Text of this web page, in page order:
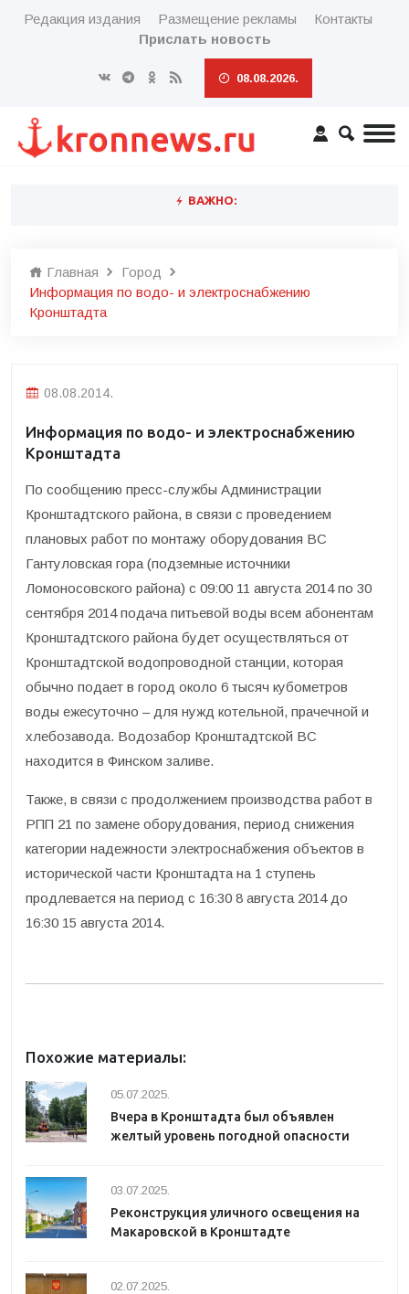
Редакция издания Размещение рекламы
Контакты
Прислать новость
08.08.2026.
ВАЖНО:
Главная
Город
Информация по водо- и электроснабжению
Кронштадта
08.08.2014.
Информация по водо- и электроснабжению
Кронштадта
По сообщению пресс-службы Администрации
Кронштадтского района, в связи с проведением
плановых работ по монтажу оборудования ВС
Гантуловская гора (подземные источники
Ломоносовского района) с 09:00 11 августа 2014 по 30
сентября 2014 подача питьевой воды всем абонентам
Кронштадтского района будет осуществляться от
Кронштадтской водопроводной станции, которая
обычно подает в город около 6 тысяч кубометров
воды ежесуточно – для нужд котельной, прачечной и
хлебозавода. Водозабор Кронштадтской ВС
находится в Финском заливе.
Также, в связи с продолжением производства работ в
РПП 21 по замене оборудования, период снижения
категории надежности электроснабжения объектов в
исторической части Кронштадта на 1 ступень
продлевается на период с 16:30 8 августа 2014 до
16:30 15 августа 2014.
Похожие материалы:
05.07.2025.
Вчера в Кронштадта был объявлен
желтый уровень погодной опасности
03.07.2025.
Реконструкция уличного освещения на
Макаровской в Кронштадте
02.07.2025.